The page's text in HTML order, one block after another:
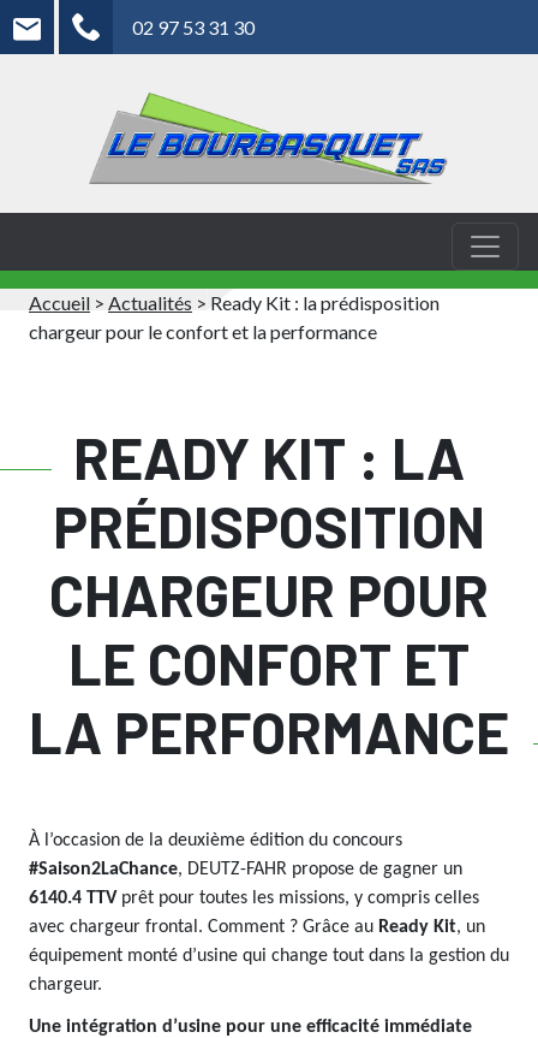
02 97 53 31 30
Accueil > Actualités > Ready Kit : la prédisposition
chargeur pour le confort et la performance
READY KIT : LA
PRÉDISPOSITION
CHARGEUR POUR
LE CONFORT ET
LA PERFORMANCE
À l’occasion de la deuxième édition du concours
#Saison2LaChance, DEUTZ-FAHR propose de gagner un
6140.4 TTV prêt pour toutes les missions, y compris celles
avec chargeur frontal. Comment ? Grâce au Ready Kit, un
équipement monté d’usine qui change tout dans la gestion du
chargeur.
Une intégration d’usine pour une efficacité immédiate